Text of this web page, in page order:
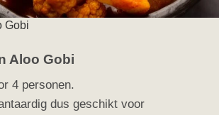
Gobi
Aloo Gobi
4 personen.
dus geschikt voor